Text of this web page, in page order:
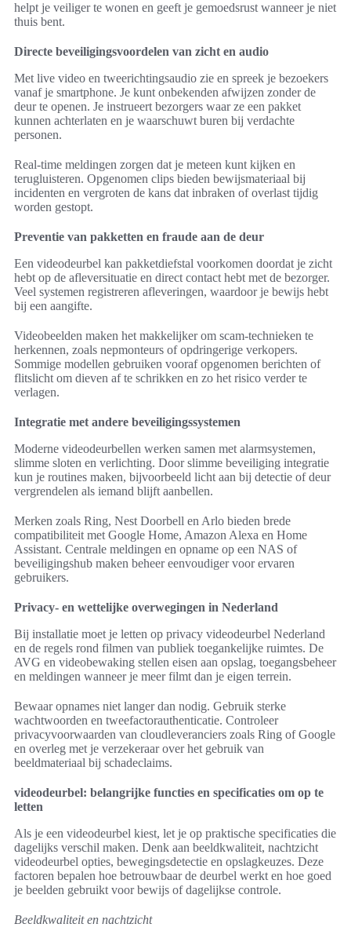
helpt je veiliger te wonen en geeft je gemoedsrust wanneer je niet
thuis bent.
Directe beveiligingsvoordelen van zicht en audio
Met live video en tweerichtingsaudio zie en spreek je bezoekers
vanaf je smartphone. Je kunt onbekenden afwijzen zonder de
deur te openen. Je instrueert bezorgers waar ze een pakket
kunnen achterlaten en je waarschuwt buren bij verdachte
personen.
Real-time meldingen zorgen dat je meteen kunt kijken en
terugluisteren. Opgenomen clips bieden bewijsmateriaal bij
incidenten en vergroten de kans dat inbraken of overlast tijdig
worden gestopt.
Preventie van pakketten en fraude aan de deur
Een videodeurbel kan pakketdiefstal voorkomen doordat je zicht
hebt op de afleversituatie en direct contact hebt met de bezorger.
Veel systemen registreren afleveringen, waardoor je bewijs hebt
bij een aangifte.
Videobeelden maken het makkelijker om scam-technieken te
herkennen, zoals nepmonteurs of opdringerige verkopers.
Sommige modellen gebruiken vooraf opgenomen berichten of
flitslicht om dieven af te schrikken en zo het risico verder te
verlagen.
Integratie met andere beveiligingssystemen
Moderne videodeurbellen werken samen met alarmsystemen,
slimme sloten en verlichting. Door slimme beveiliging integratie
kun je routines maken, bijvoorbeeld licht aan bij detectie of deur
vergrendelen als iemand blijft aanbellen.
Merken zoals Ring, Nest Doorbell en Arlo bieden brede
compatibiliteit met Google Home, Amazon Alexa en Home
Assistant. Centrale meldingen en opname op een NAS of
beveiligingshub maken beheer eenvoudiger voor ervaren
gebruikers.
Privacy- en wettelijke overwegingen in Nederland
Bij installatie moet je letten op privacy videodeurbel Nederland
en de regels rond filmen van publiek toegankelijke ruimtes. De
AVG en videobewaking stellen eisen aan opslag, toegangsbeheer
en meldingen wanneer je meer filmt dan je eigen terrein.
Bewaar opnames niet langer dan nodig. Gebruik sterke
wachtwoorden en tweefactorauthenticatie. Controleer
privacyvoorwaarden van cloudleveranciers zoals Ring of Google
en overleg met je verzekeraar over het gebruik van
beeldmateriaal bij schadeclaims.
videodeurbel: belangrijke functies en specificaties om op te
letten
Als je een videodeurbel kiest, let je op praktische specificaties die
dagelijks verschil maken. Denk aan beeldkwaliteit, nachtzicht
videodeurbel opties, bewegingsdetectie en opslagkeuzes. Deze
factoren bepalen hoe betrouwbaar de deurbel werkt en hoe goed
je beelden gebruikt voor bewijs of dagelijkse controle.
Beeldkwaliteit en nachtzicht